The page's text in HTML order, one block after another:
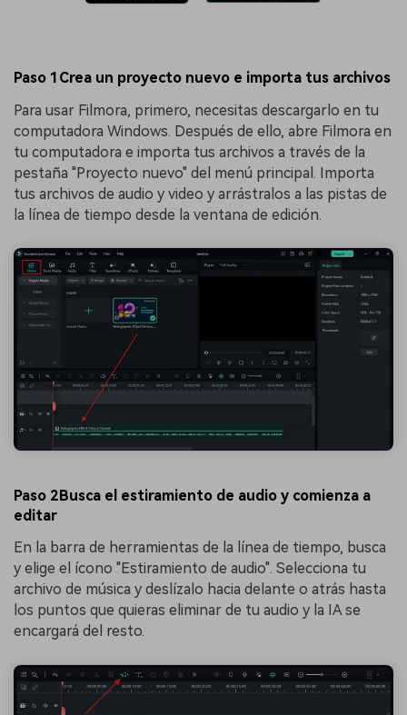
Paso 1Crea un proyecto nuevo e importa tus archivos
Para usar Filmora, primero, necesitas descargarlo en tu
computadora Windows. Después de ello, abre Filmora en
tu computadora e importa tus archivos a través de la
pestaña "Proyecto nuevo" del menú principal. Importa
tus archivos de audio y video y arrástralos a las pistas de
la línea de tiempo desde la ventana de edición.
Paso 2Busca el estiramiento de audio y comienza a
editar
En la barra de herramientas de la línea de tiempo, busca
y elige el ícono "Estiramiento de audio". Selecciona tu
archivo de música y deslízalo hacia delante o atrás hasta
los puntos que quieras eliminar de tu audio y la IA se
encargará del resto.